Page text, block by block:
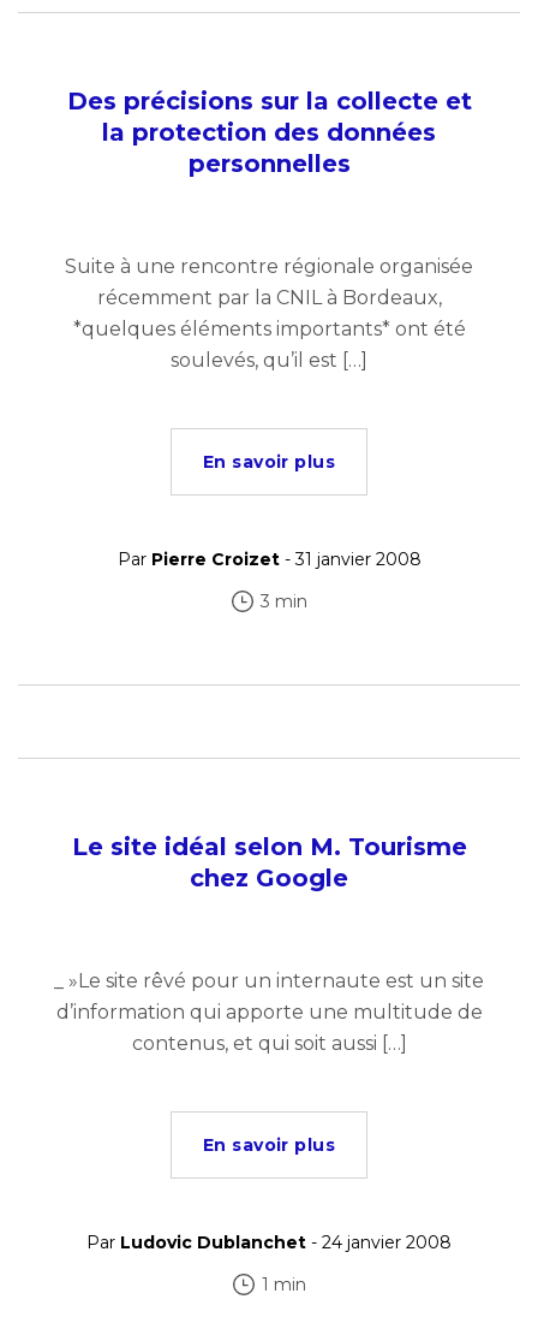
Des précisions sur la collecte et
la protection des données
personnelles
Suite à une rencontre régionale organisée
récemment par la CNIL à Bordeaux,
*quelques éléments importants* ont été
soulevés, qu’il est […]
En savoir plus
Par Pierre Croizet- 31 janvier 2008
3 min
Le site idéal selon M. Tourisme
chez Google
_ »Le site rêvé pour un internaute est un site
d’information qui apporte une multitude de
contenus, et qui soit aussi […]
En savoir plus
Par Ludovic Dublanchet - 24 janvier 2008
1 min